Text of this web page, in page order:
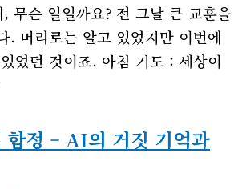
무슨 일일까요? 전 그날 큰 교훈을
. 머리로는 알고 있었지만 이번에
었던 것이죠. 아침 기도 : 세상이
함정 – AI의 거짓 기억과